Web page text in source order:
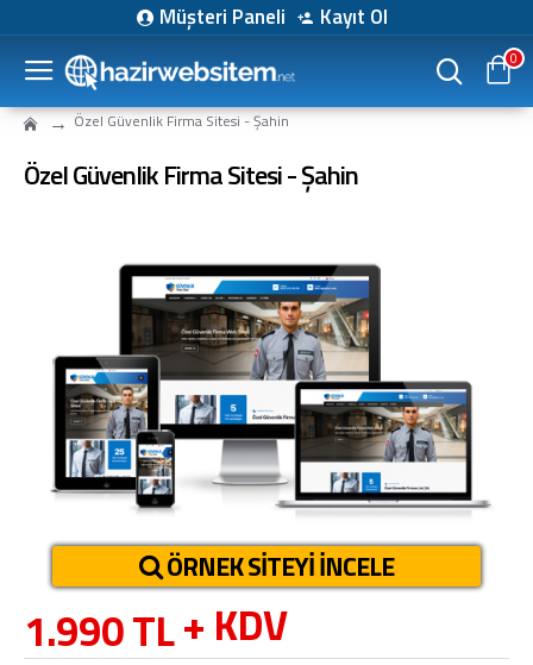
Müşteri Paneli Kayıt Ol
0
Özel Güvenlik Firma Sitesi - Şahin
Özel Güvenlik Firma Sitesi - Şahin
ÖRNEK SITEYI İNCELE
1.990 TL+ KDV